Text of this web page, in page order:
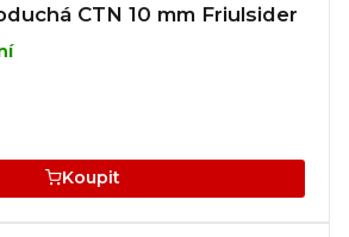
CTN 10 mm Friulsider
Koupit